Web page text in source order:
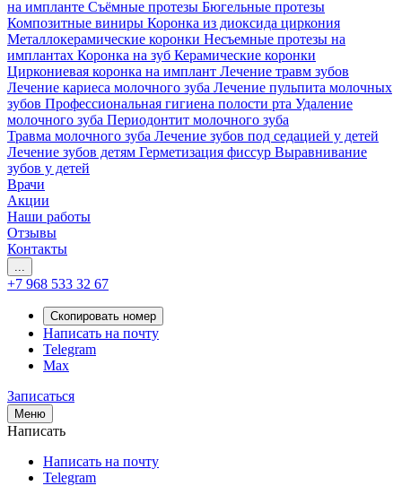
на импланте Съёмные протезы Бюгельные протезы
Композитные виниры Коронка из диоксида циркония
Металлокерамические коронки Несъемные протезы на
имплантах Коронка на зуб Керамические коронки
Циркониевая коронка на имплант Лечение травм зубов
Лечение кариеса молочного зуба Лечение пульпита молочных
зубов Профессиональная гигиена полости рта Удаление
молочного зуба Периодонтит молочного зуба
Травма молочного зуба Лечение зубов под седацией у детей
Лечение зубов детям Герметизация фиссур Выравнивание
зубов у детей
Врачи
Акции
Наши работы
Отзывы
Контакты
...
+7 968 533 32 67
Скопировать номер
Написать на почту
Telegram
Max
Записаться
Меню
Написать
Написать на почту
Telegram